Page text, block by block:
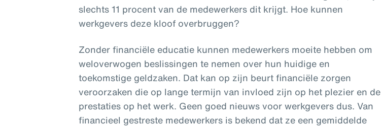
slechts 11 procent van de medewerkers dit krijgt. Hoe kunnen
werkgevers deze kloof overbruggen?
Zonder financiële educatie kunnen medewerkers moeite hebben om
weloverwogen beslissingen te nemen over hun huidige en
toekomstige geldzaken. Dat kan op zijn beurt financiële zorgen
veroorzaken die op lange termijn van invloed zijn op het plezier en de
prestaties op het werk. Geen goed nieuws voor werkgevers dus. Van
financieel gestreste medewerkers is bekend dat ze een gemiddelde